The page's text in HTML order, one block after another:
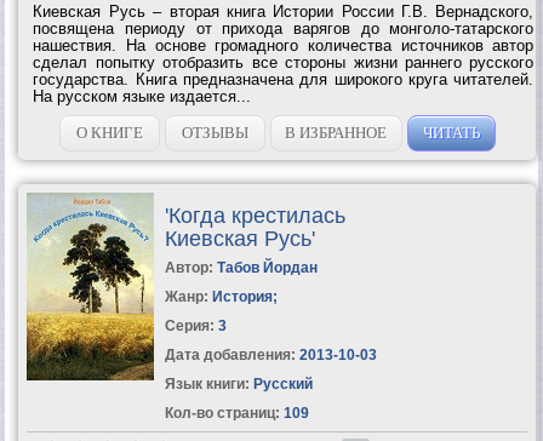
Киевская Русь – вторая книга Истории России Г.В. Вернадского,
посвящена периоду от прихода варягов до монголо-татарского
нашествия. На основе громадного количества источников автор
сделал попытку отобразить все стороны жизни раннего русского
государства. Книга предназначена для широкого круга читателей.
На русском языке издается...
О КНИГЕ
ОТЗЫВЫ В ИЗБРАННОЕ ЧИТАТЬ
'Когда крестилась
Киевская Русь'
Автор: Табов Йордан
Жанр: История;
Серия: 3
Дата добавления: 2013-10-03
Язык книги: Русский
Кол-во страниц: 109